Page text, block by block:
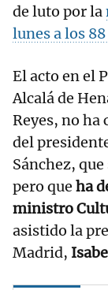
de luto por la
lunes a los
El acto en el
Alcalá de
Reyes, no ha
del
Sánchez,
pero que ha
ministro
asistido la
Madrid,